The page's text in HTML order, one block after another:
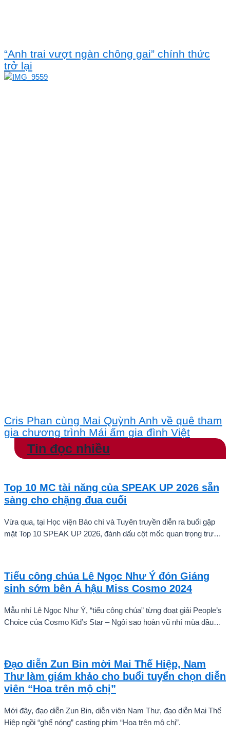
“Anh trai vượt ngàn chông gai” chính thức
trở lại
Cris Phan cùng Mai Quỳnh Anh về quê tham
gia chương trình Mái ấm gia đình Việt
Tin đọc nhiều
Top 10 MC tài năng của SPEAK UP 2026 sẵn
sàng cho chặng đua cuối
Vừa qua, tại Học viện Báo chí và Tuyên truyền diễn ra buổi gặp
mặt Top 10 SPEAK UP 2026, đánh dấu cột mốc quan trọng trước
Tiểu công chúa Lê Ngọc Như Ý đón Giáng
sinh sớm bên Á hậu Miss Cosmo 2024
Mẫu nhí Lê Ngọc Như Ý, “tiểu công chúa” từng đoạt giải People’s
Choice của Cosmo Kid’s Star – Ngôi sao hoàn vũ nhí mùa đầu
Đạo diễn Zun Bin mời Mai Thế Hiệp, Nam
Thư làm giám khảo cho buổi tuyển chọn diễn
viên “Hoa trên mộ chị”
Mới đây, đạo diễn Zun Bin, diễn viên Nam Thư, đạo diễn Mai Thế
Hiệp ngồi “ghế nóng” casting phim “Hoa trên mộ chị”.